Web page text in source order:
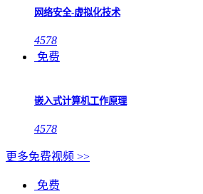
网络安全-虚拟化技术
4578
免费
嵌入式计算机工作原理
4578
更多免费视频 >>
免费